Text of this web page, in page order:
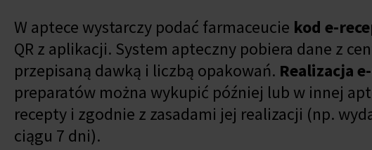
W aptece wystarczy podać farmaceucie kod e-
QR z aplikacji. System apteczny pobiera dane z
przepisaną dawką i liczbą opakowań. Realizacja
preparatów można wykupić później lub w innej
recepty i zgodnie z zasadami jej realizacji (np.
ciągu 7 dni).